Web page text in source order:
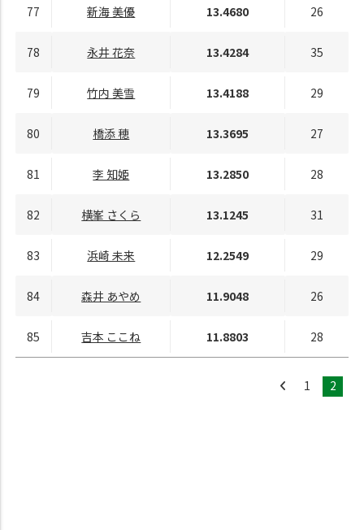
77 新海 美優 13.4680 26
78 永井 花奈 13.4284 35
79 竹内 美雪 13.4188 29
80 橋添 穂 13.3695 27
81 李 知姫 13.2850 28
82 横峯 さくら 13.1245 31
83 浜崎 未来 12.2549 29
84 森井 あやめ 11.9048 26
85 吉本 ここね 11.8803 28
1 2